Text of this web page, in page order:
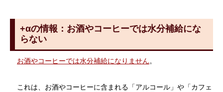
+αの情報：お酒やコーヒーでは水分補給にな
らない
お酒やコーヒーでは水分補給になりません。
これは、お酒やコーヒーに含まれる「アルコール」や「カフェ